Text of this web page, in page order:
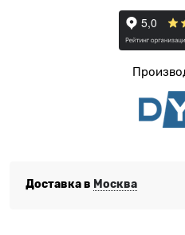
Доставка в Москва